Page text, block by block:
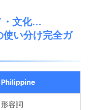
・文化…
い分け完全ガ
Philippine
形容詞